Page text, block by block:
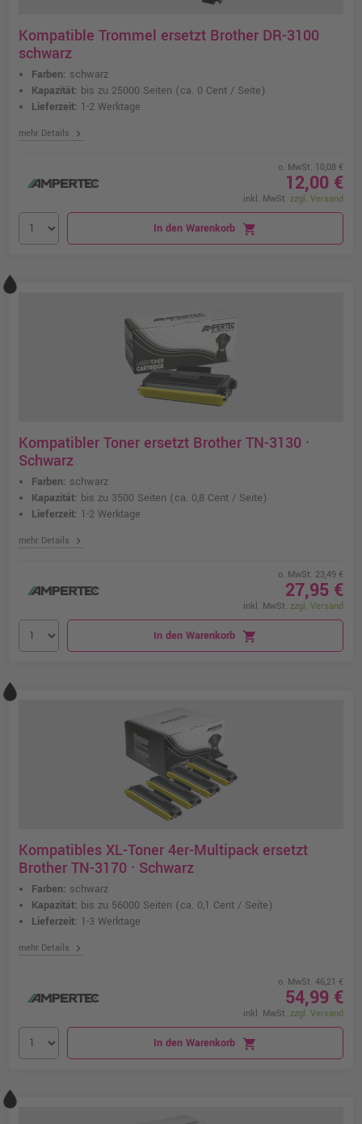
Kompatible Trommel ersetzt Brother DR-3100
schwarz
Farben: schwarz
Kapazität: bis zu 25000 Seiten (ca. 0 Cent / Seite)
Lieferzeit: 1-2 Werktage
mehr Details chevron_right
o. MwSt. 10,08 €
12,00 €
inkl. MwSt. zzgl. Versand
In den Warenkorb shopping_cart
Kompatibler Toner ersetzt Brother TN-3130 ·
Schwarz
Farben: schwarz
Kapazität: bis zu 3500 Seiten (ca. 0,8 Cent / Seite)
Lieferzeit: 1-2 Werktage
mehr Details chevron_right
o. MwSt. 23,49 €
27,95 €
inkl. MwSt. zzgl. Versand
In den Warenkorb shopping_cart
Kompatibles XL-Toner 4er-Multipack ersetzt
Brother TN-3170 · Schwarz
Farben: schwarz
Kapazität: bis zu 56000 Seiten (ca. 0,1 Cent / Seite)
Lieferzeit: 1-3 Werktage
mehr Details chevron_right
o. MwSt. 46,21 €
54,99 €
inkl. MwSt. zzgl. Versand
In den Warenkorb shopping_cart